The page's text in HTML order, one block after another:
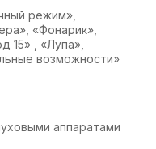
режим»,
«Фонарик»,
15» , «Лупа»,
возможности»
аппаратами